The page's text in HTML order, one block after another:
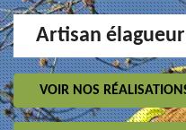
Artisan
VOIR NOS